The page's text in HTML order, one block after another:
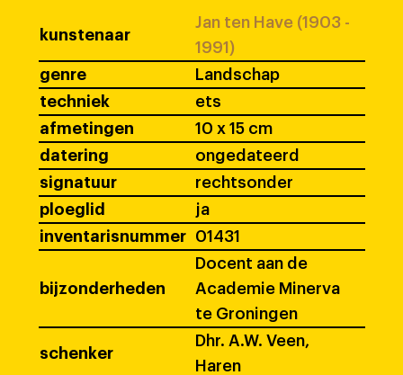
kunstenaar
Jan ten Have (1903 -
1991)
genre
Landschap
techniek
ets
afmetingen
10 x 15 cm
datering
ongedateerd
signatuur
rechtsonder
ploeglid
ja
inventarisnummer
01431
bijzonderheden
Docent aan de
Academie Minerva
te Groningen
schenker
Dhr. A.W. Veen,
Haren